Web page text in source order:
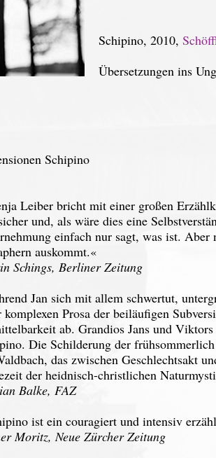
Schipino, 2010,
Übersetzungen ins
Schipino
Leiber bricht mit einer großen
und, als wäre dies eine
einfach nur sagt, was ist.
auskommt.«
Schings, Berliner Zeitung
Jan sich mit allem schwertut,
komplexen Prosa der beiläufigen
ab. Grandios Jans und
Die Schilderung der
das zwischen Geschlechtsakt
der heidnisch-christlichen
Balke, FAZ
ist ein couragiert und intensiv
Moritz, Neue Zürcher Zeitung